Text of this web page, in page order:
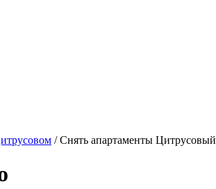
/ Снять апартаменты Цитрусовый